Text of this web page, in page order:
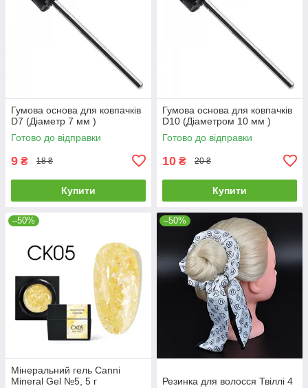
Гумова основа для ковпачків
D7 (Діаметр 7 мм )
Готово до відправки
9 ₴ 18 ₴
Купити
Гумова основа для ковпачків
D10 (Діаметром 10 мм )
Готово до відправки
10 ₴ 20 ₴
Купити
–50%
Мінеральний гель Canni
Mineral Gel №5, 5 г
–50%
Резинка для волосся Твіллі 4